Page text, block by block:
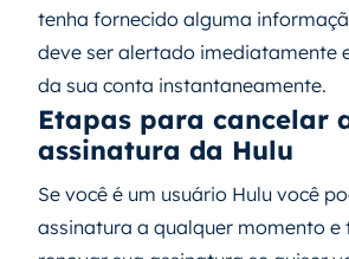
tenha fornecido alguma
deve ser alertado imediatamente
da sua conta instantaneamente.
Etapas para cancelar
assinatura da Hulu
Se você é um usuário Hulu você
assinatura a qualquer momento e